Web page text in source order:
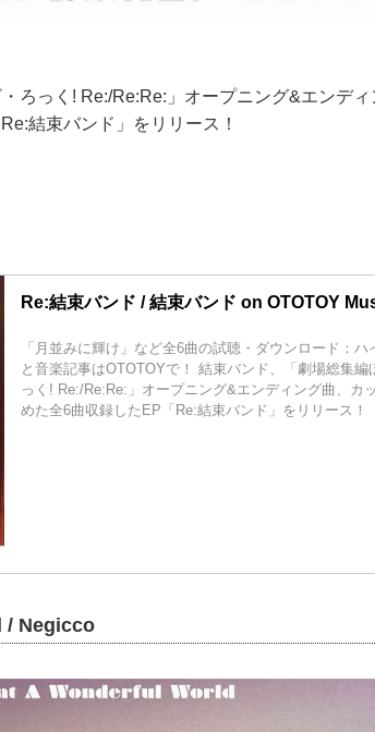
ろっく! Re:/Re:Re:」オープニング&エンディ
結束バンド」をリリース！
Re:結束バンド / 結束バンド on OTOTOY
「月並みに輝け」など全6曲の試聴・ダウンロード：ハ
と音楽記事はOTOTOYで！ 結束バンド、「劇場総集編
っく! Re:/Re:Re:」オープニング&エンディング曲、カ
めた全6曲収録したEP「Re:結束バンド」をリリース！
/ Negicco